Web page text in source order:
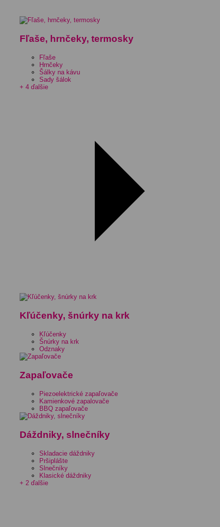
Fľaše, hrnčeky, termosky
Fľaše
Hrnčeky
Šálky na kávu
Sady šálok
+ 4 ďalšie
Kľúčenky, šnúrky na krk
Kľúčenky
Šnúrky na krk
Odznaky
Zapaľovače
Piezoelektrické zapaľovače
Kamienkové zapalovače
BBQ zapaľovače
Dáždniky, slnečníky
Skladacie dáždniky
Pršiplášte
Slnečníky
Klasické dáždniky
+ 2 ďalšie